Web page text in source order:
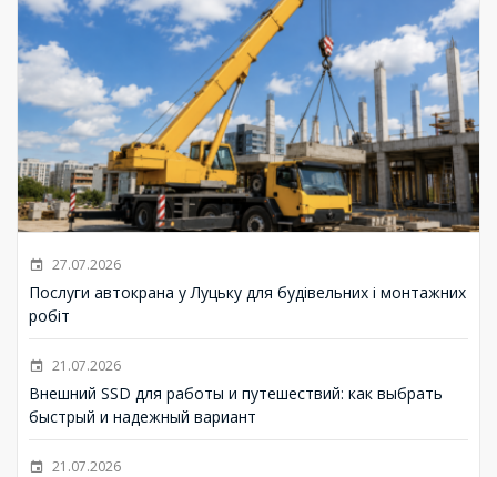
27.07.2026
Послуги автокрана у Луцьку для будівельних і монтажних
робіт
21.07.2026
Внешний SSD для работы и путешествий: как выбрать
быстрый и надежный вариант
21.07.2026